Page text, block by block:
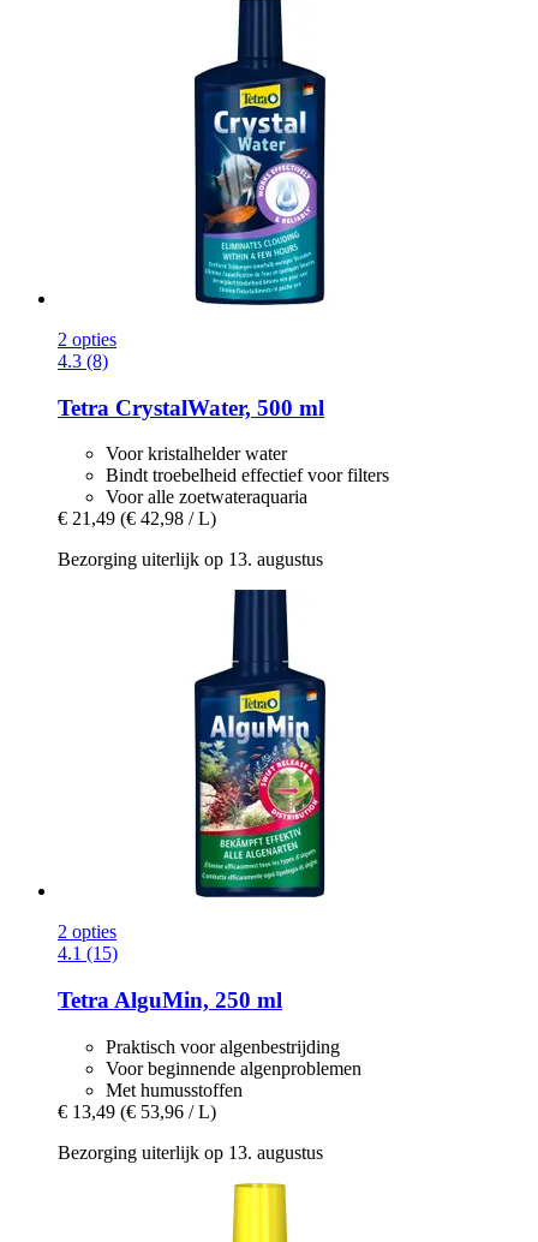
2 opties
4.3 (8)
Tetra CrystalWater, 500 ml
Voor kristalhelder water
Bindt troebelheid effectief voor filters
Voor alle zoetwateraquaria
€ 21,49 (€ 42,98 / L)
Bezorging uiterlijk op 13. augustus
2 opties
4.1 (15)
Tetra AlguMin, 250 ml
Praktisch voor algenbestrijding
Voor beginnende algenproblemen
Met humusstoffen
€ 13,49 (€ 53,96 / L)
Bezorging uiterlijk op 13. augustus